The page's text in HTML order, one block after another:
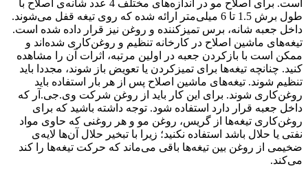
است. برای اصلاح مو در اندازه‌های مختلف 4 عدد شانه‌ی اصلاح با
طول برش 1.5 تا 6 میلی‌متر ارائه شده که روی تیغه قفل می‌شوند.
داخل جعبه شانه، برس تمیزکننده و روغن نیز قرار داده شده است.
تیغه‌های ماشین اصلاح در کارخانه تنظیم و روغن‌کاری شده‌اند و
ممکن است با بازکردن جعبه در اولین مرتبه، اثرات آن را مشاهده
کنید. چنانچه تیغه‌ها برای تمیزکردن یا تعویض باز شوند، مجددا باید
تنظیم شوند. تیغه‌های ماشین اصلاح پس از هر بار استفاده باید
روغن‌کاری شوند. برای این کار باید از روغن شرکت وی.جی.آر که
داخل جعبه قرار دارد استفاده شود. توجه داشته باشید که برای
روغن‌کاری تیغه‌ها از گریس، روغن مو و هر روغنی که حاوی مواد
نفتی یا حلال باشد استفاده نکنید؛ زیرا با تبخیر حلال آن‌ها لایه‌ی
ضخیمی از روغن بین تیغه‌ها باقی می‌ماند که حرکت تیغه‌ها را کند
می‌کند.